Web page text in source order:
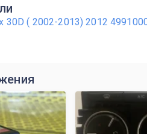
30D ( 2002-2013) 2012